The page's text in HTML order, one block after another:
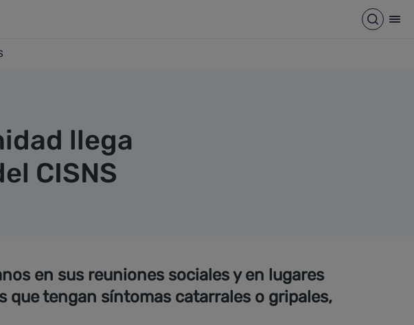
Abrir
CISNS
llega
CISNS
en sus reuniones sociales y en lugares
que tengan síntomas catarrales o gripales,